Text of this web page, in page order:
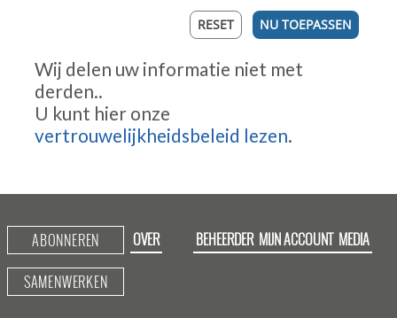
NU TOEPASSEN
Wij delen uw informatie niet met
derden..
U kunt hier onze
vertrouwelijkheidsbeleid lezen.
ABONNEREN
SAMENWERKEN
OVER BEHEERDER MIJN ACCOUNT MEDIA